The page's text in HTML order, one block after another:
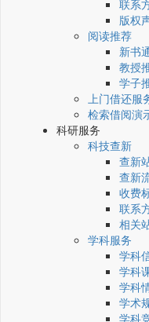
联系
版权
阅读推荐
新书
教授
学子
上门借还服
检索借阅演
科研服务
科技查新
查新
查新
收费
联系
相关
学科服务
学科
学科
学科
学术
学科